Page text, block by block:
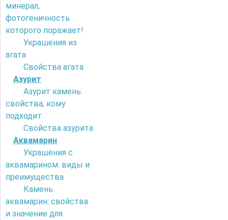
минерал,
фотогеничность
которого поражает!
Украшения из
агата
Свойства агата
Азурит
Азурит камень:
свойства, кому
подходит
Свойства азурита
Аквамарин
Украшения с
аквамарином: виды и
преимущества
Камень
аквамарин: свойства
и значение для